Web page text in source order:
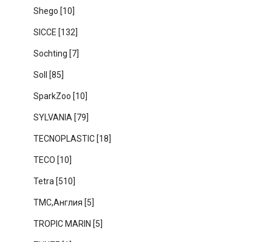
Shego [10]
SICCE [132]
Sochting [7]
Soll [85]
SparkZoo [10]
SYLVANIA [79]
TECNOPLASTIC [18]
TECO [10]
Tetra [510]
TMC,Англия [5]
TROPIC MARIN [5]